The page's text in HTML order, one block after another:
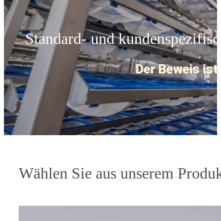
Standard- und
Der Beweis
Wählen Sie aus unserem